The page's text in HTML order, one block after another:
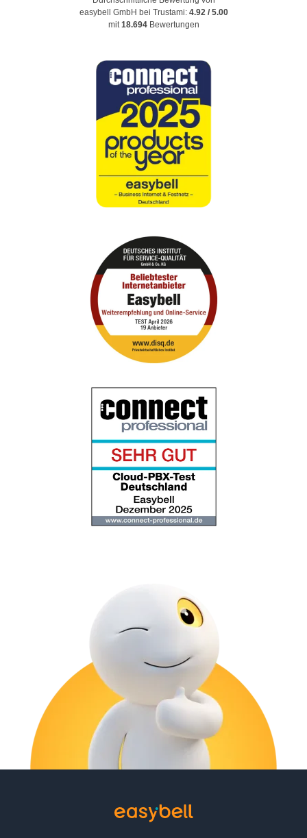
easybell GmbH bei Trustami: 4.92/ 5.00
mit18.694 Bewertungen